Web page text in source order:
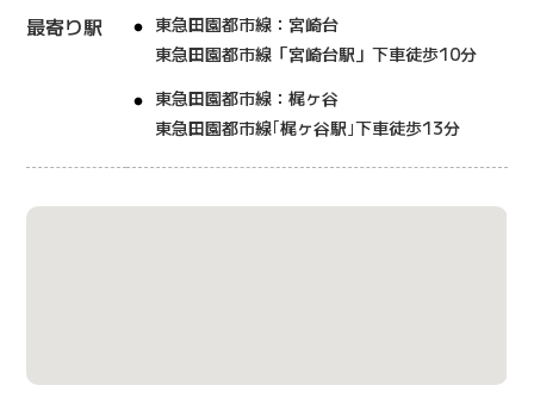
最寄り駅
東急田園都市線：宮崎台
東急田園都市線「宮崎台駅」下車徒歩10分
東急田園都市線：梶ヶ谷
東急田園都市線｢梶ヶ谷駅｣下車徒歩13分